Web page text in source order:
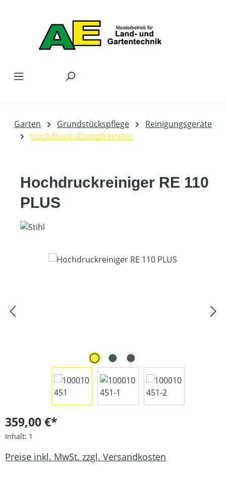
Garten Grundstückspflege
Reinigungsgeräte
Hochdruck-/Dampfreiniger
Hochdruckreiniger RE 110
PLUS
Bildergalerie überspringen
359,00 €*
Inhalt: 1
Preise inkl. MwSt. zzgl. Versandkosten